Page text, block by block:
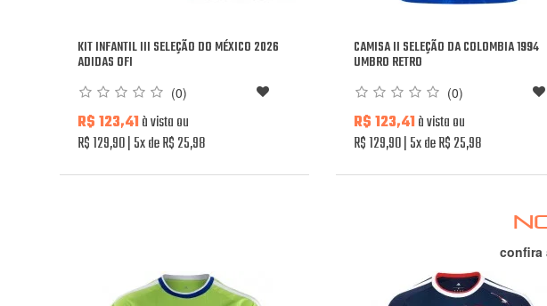
KIT INFANTIL III SELEÇÃO DO MÉXICO 2026
ADIDAS OFI
(0)
R$ 123,41à vista ou
R$ 129,90 5x de R$ 25,98
CAMISA II SELEÇÃO DA COLOMBIA 1994
UMBRO RETRO
(0)
R$ 123,41à vista ou
R$ 129,90 5x de R$ 25,98
confira